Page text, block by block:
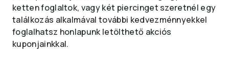
ketten foglaltok, vagy két piercinget szeretnél egy
találkozás alkalmával további kedvezménnyekkel
foglalhatsz honlapunk letölthető akciós
kuponjainkkal.